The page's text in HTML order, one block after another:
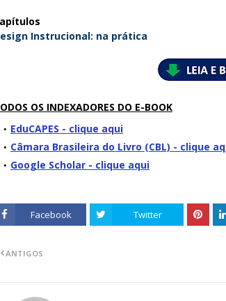
Instrucional: na prática
OS INDEXADORES DO E-BOOK
EduCAPES - clique aqui
Câmara Brasileira do Livro (CBL) - clique
Google Scholar - clique aqui
Facebook Twitter
ANTIGOS